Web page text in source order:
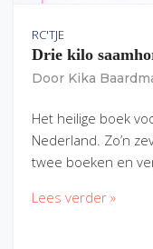
RC'TJE
Drie kilo
Door Kika
Het heilige boek
Nederland. Zo’n
twee boeken en
Lees verder »